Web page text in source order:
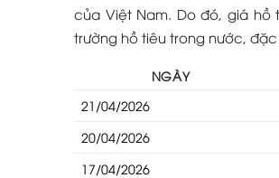
của Việt Nam. Do đó, giá hồ
trường hồ tiêu trong nước,
NGÀY
21/04/2026
20/04/2026
17/04/2026